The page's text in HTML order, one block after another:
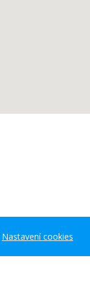
Nastavení cookies